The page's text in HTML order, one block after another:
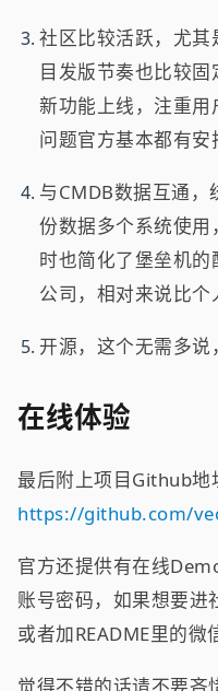
社区比较活跃，尤
目发版节奏也比较
新功能上线，注重
问题官方基本都有安
与CMDB数据互通，
份数据多个系统使
时也简化了堡垒机
公司，相对来说比
开源，这个无需多说
在线体验
最后附上项目Github地
https://github.com/
官方还提供有在线
账号密码，如果想要进
或者加README里的微
觉得不错的话请不要